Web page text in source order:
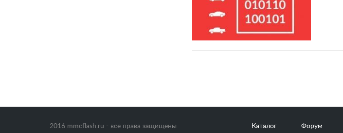
2016 mmcflash.ru - все права защищены Каталог Форум